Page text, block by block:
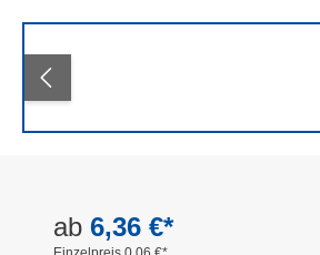
ab 6,36 €*